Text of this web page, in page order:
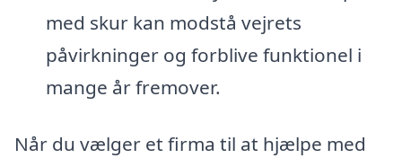
med skur kan modstå vejrets
påvirkninger og forblive funktionel i
mange år fremover.
Når du vælger et firma til at hjælpe med